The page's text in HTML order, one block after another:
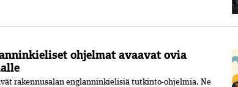
ohjelmat avaavat ovia
rakennusalan englannin­kielisiä tutkinto­-ohjelmia. Ne